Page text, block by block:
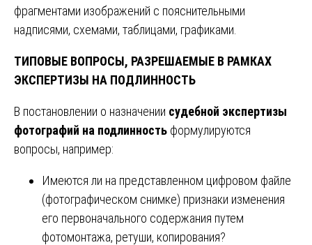
фрагментами изображений с пояснительными
надписями, схемами, таблицами, графиками.
ТИПОВЫЕ ВОПРОСЫ, РАЗРЕШАЕМЫЕ В РАМКАХ
ЭКСПЕРТИЗЫ НА ПОДЛИННОСТЬ
В постановлении о назначении судебной экспертизы
фотографий на подлинность формулируются
вопросы, например:
Имеются ли на представленном цифровом файле
(фотографическом снимке) признаки изменения
его первоначального содержания путем
фотомонтажа, ретуши, копирования?